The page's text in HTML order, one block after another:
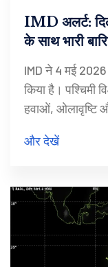
IMD अलर्ट:
के साथ भारी
IMD ने 4 मई 2026
किया है। पश्चिमी
हवाओं, ओलावृष्टि
और देखें